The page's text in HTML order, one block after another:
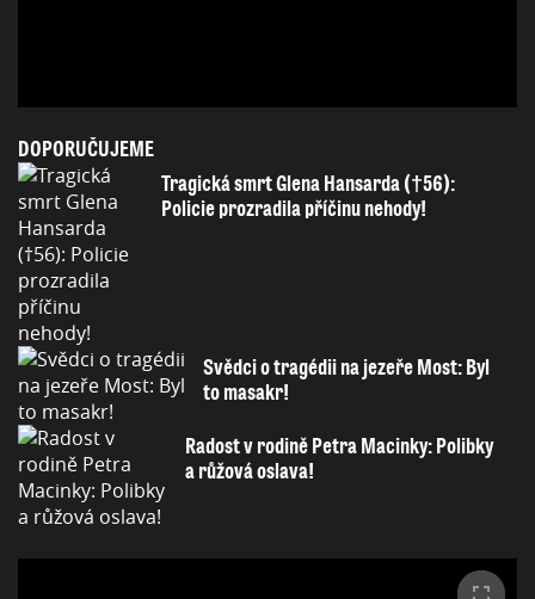
DOPORUČUJEME
Tragická smrt Glena Hansarda (†56):
Policie prozradila příčinu nehody!
Svědci o tragédii na jezeře Most: Byl
to masakr!
Radost v rodině Petra Macinky: Polibky
a růžová oslava!